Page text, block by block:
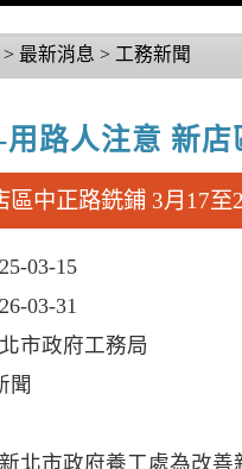
> 最新消息 > 工務新聞
路人注意 新
區中正路銑鋪 3月17
03-15
03-31
市政府工務局
聞
新北市政府養工處為改